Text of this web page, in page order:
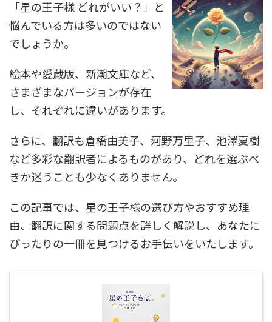
「星の王子様 どれがいい？」と
悩んでいる方は多いのではない
でしょうか。
絵本や愛蔵版、新潮文庫など、
さまざまなバージョンが存在
し、それぞれに違いがあります。
さらに、翻訳も倉橋由美子、河野万里子、池澤夏樹
など多彩な翻訳者によるものがあり、どれを選ぶべ
きか迷うことも少なくありません。
この記事では、星の王子様の選び方やおすすめ理
由、翻訳に関する問題点を詳しく解説し、あなたに
ぴったりの一冊を見つけるお手伝いをいたします。